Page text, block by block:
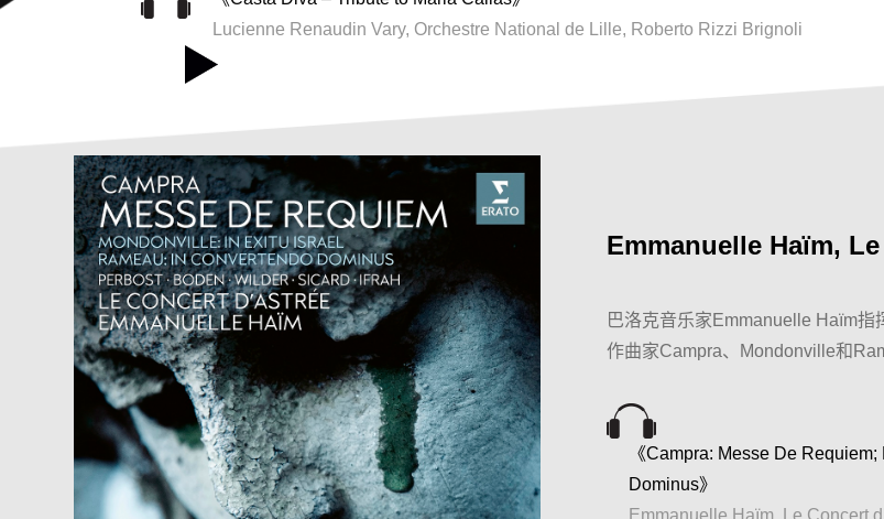
Lucienne Renaudin Vary, Orchestre National de Lille, Roberto Rizzi Brignoli
Emmanuelle Haïm,
巴洛克音乐家Emmanuelle Haïm
作曲家Campra、Mondonville和
《Campra: Messe De
Dominus》
Emmanuelle Haïm, Le Concert